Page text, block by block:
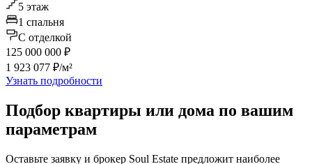
5 этаж
1 спальня
C отделкой
125 000 000 ₽
1 923 077 ₽/м²
Узнать подробности
Подбор квартиры или дома по вашим
параметрам
Оставьте заявку и брокер Soul Estate предложит наиболее